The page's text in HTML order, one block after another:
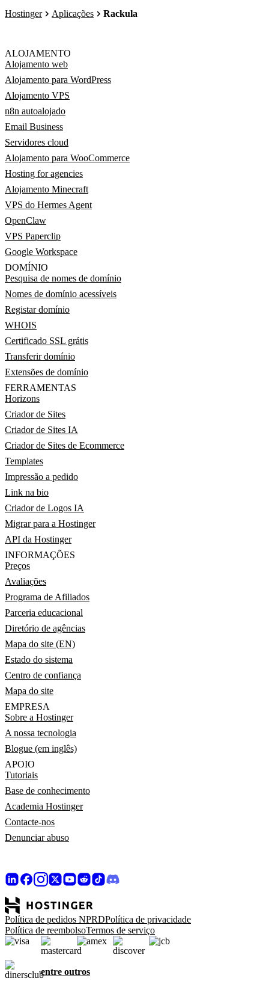
Hostinger Aplicações Rackula
ALOJAMENTO
Alojamento web
Alojamento para WordPress
Alojamento VPS
n8n autoalojado
Email Business
Servidores cloud
Alojamento para WooCommerce
Hosting for agencies
Alojamento Minecraft
VPS do Hermes Agent
OpenClaw
VPS Paperclip
Google Workspace
DOMÍNIO
Pesquisa de nomes de domínio
Nomes de domínio acessíveis
Registar domínio
WHOIS
Certificado SSL grátis
Transferir domínio
Extensões de domínio
FERRAMENTAS
Horizons
Criador de Sites
Criador de Sites IA
Criador de Sites de Ecommerce
Templates
Impressão a pedido
Link na bio
Criador de Logos IA
Migrar para a Hostinger
API da Hostinger
INFORMAÇÕES
Preços
Avaliações
Programa de Afiliados
Parceria educacional
Diretório de agências
Mapa do site (EN)
Estado do sistema
Centro de confiança
Mapa do site
EMPRESA
Sobre a Hostinger
A nossa tecnologia
Blogue (em inglês)
APOIO
Tutoriais
Base de conhecimento
Academia Hostinger
Contacte-nos
Denunciar abuso
Política de pedidos NPRDPolítica de privacidade
Política de reembolsoTermos de serviço
entre outros